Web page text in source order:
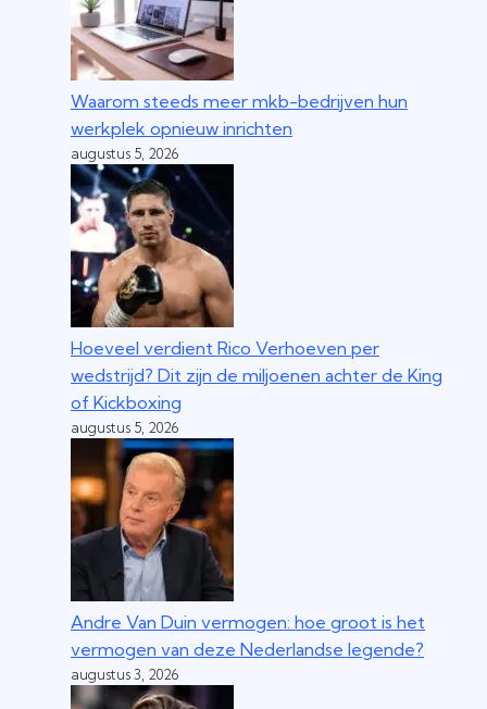
Waarom steeds meer mkb-bedrijven hun
werkplek opnieuw inrichten
augustus 5, 2026
Hoeveel verdient Rico Verhoeven per
wedstrijd? Dit zijn de miljoenen achter de King
of Kickboxing
augustus 5, 2026
Andre Van Duin vermogen: hoe groot is het
vermogen van deze Nederlandse legende?
augustus 3, 2026